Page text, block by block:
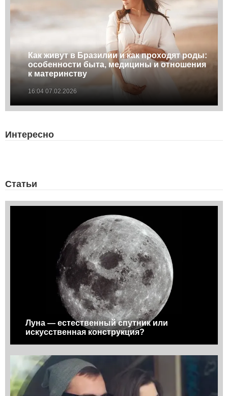
Как живут в Бразилии и как проходят роды:
особенности быта, медицины и отношения
к материнству
16:04 07.02.2026
Интересно
Статьи
Луна — естественный спутник или
искусственная конструкция?